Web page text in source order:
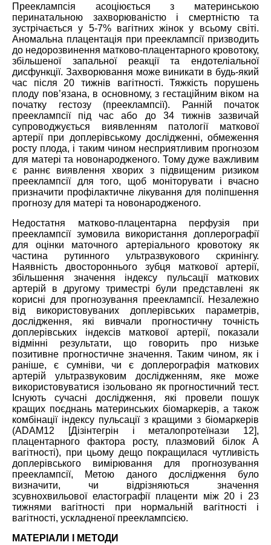
Прееклампсія асоціюється з материнською
перинатальною захворюваністю і смертністю та
зустрічається у 5-7% вагітних жінок у всьому світі.
Аномальна плацентація при прееклампсії призводить
до недорозвинення матково-плацентарного кровотоку,
збільшеної запальної реакції та ендотеліальної
дисфункції. Захворювання може виникати в будь-який
час після 20 тижнів вагітності. Тяжкість порушень
плоду пов’язана, в основному, з гестаційним віком на
початку гестозу (прееклампсії). Ранній початок
прееклампсії під час або до 34 тижнів зазвичай
супроводжується виявленням патології маткової
артерії при доплерівському дослідженні, обмеження
росту плода, і таким чином несприятливим прогнозом
для матері та новонародженого. Тому дуже важливим
є раннє виявлення хворих з підвищеним ризиком
прееклампсії для того, щоб моніторувати і вчасно
призначити профілактичне лікування для поліпшення
прогнозу для матері та новонародженого.
Недостатня матково-плацентарна перфузія при
прееклампсії зумовила використання доплерографії
для оцінки маточного артеріального кровотоку як
частина рутинного ультразвукового скринінгу.
Наявність двостороннього зубця маткової артерії,
збільшення значення індексу пульсації маткових
артерій в другому триместрі були представлені як
корисні для прогнозування прееклампсії. Незалежно
від використовуваних доплерівських параметрів,
дослідження, які вивчали прогностичну точність
доплерівських індексів маткової артерії, показали
відмінні результати, що говорить про низьке
позитивне прогностичне значення. Таким чином, як і
раніше, є сумніви, чи є доплерографія маткових
артерій ультразвуковим дослідженням, яке може
використовуватися ізольовано як прогностичний тест.
Існують сучасні дослідження, які провели пошук
кращих поєднань материнських біомаркерів, а також
комбінації індексу пульсації з кращими з біомаркерів
(ADAM12 [Дізінтегрін і металопротеїнази 12],
плацентарного фактора росту, плазмовий білок А
вагітності), при цьому дещо покращилася чутливість
доплерівського вимірювання для прогнозування
прееклампсії, Метою даного дослідження було
визначити, чи відрізняються значення
зсувнохвильової еластографії плаценти між 20 і 23
тижнями вагітності при нормальній вагітності і
вагітності, ускладненої прееклампсією.
МАТЕРІАЛИ І МЕТОДИ